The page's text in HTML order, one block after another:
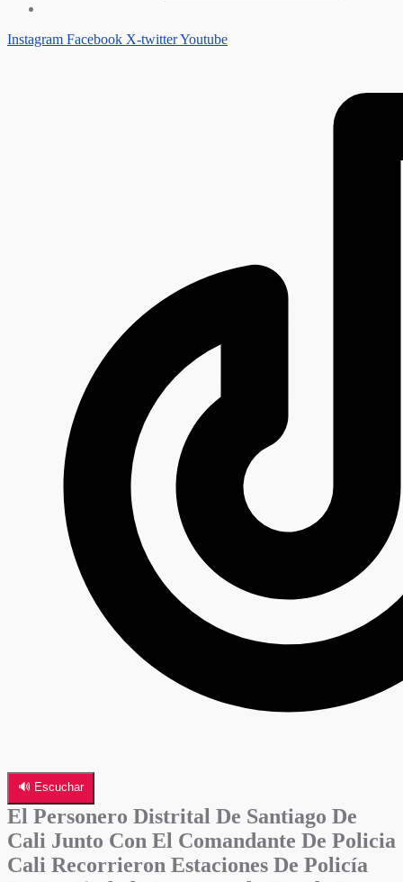
Instagram Facebook X-twitterYoutube
🔊 Escuchar
El Personero Distrital De Santiago De
Cali Junto Con El Comandante De Policia
Cali Recorrieron Estaciones De Policía